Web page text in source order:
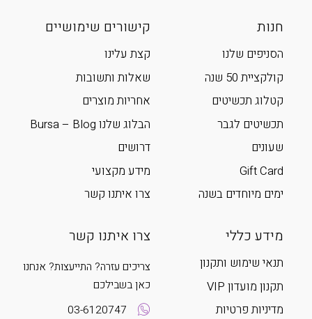
חנות
הסניפים שלנו
קולקציית 50 שנה
קטלוג תכשיטים
תכשיטים לגבר
שעונים
Gift Card
ימים מיוחדים בשנה
קישורים שימושיים
קצת עלינו
שאלות ותשובות
אחריות מוצרים
הבלוג שלנו Bursa – Blog
דרושים
מידע מקצועי
צרו איתנו קשר
מידע כללי
תנאי שימוש ותקנון
תקנון מועדון VIP
מדיניות פרטיות
צרו איתנו קשר
צריכים עזרה? התייעצות? אנחנו
כאן בשבילכם
03-6120747